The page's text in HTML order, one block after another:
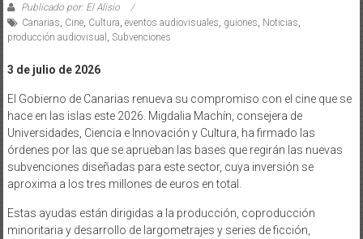
Publicado por: El Alisio
Canarias Cine, Cultura eventos audiovisuales guiones Noticias
producción audiovisual
Subvenciones
3 de julio de 2026
El Gobierno de Canarias renueva su compromiso con el cine que se
hace en las islas este 2026. Migdalia Machín, consejera de
Universidades, Ciencia e Innovación y Cultura, ha firmado las
órdenes por las que se aprueban las bases que regirán las nuevas
subvenciones diseñadas para este sector, cuya inversión se
aproxima a los tres millones de euros en total.
Estas ayudas están dirigidas a la producción, coproducción
minoritaria y desarrollo de largometrajes y series de ficción,